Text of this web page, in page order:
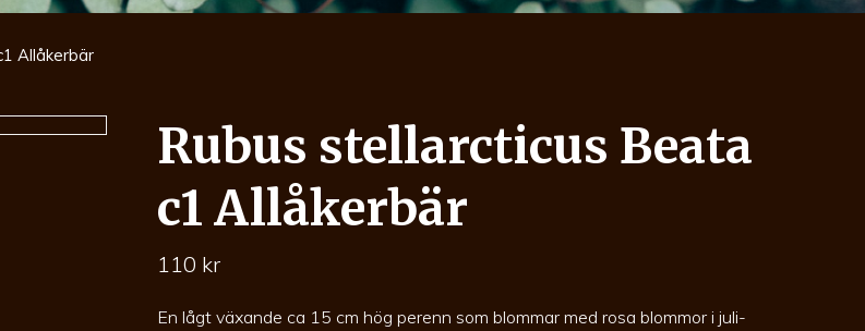
Allåkerbär
Rubus stellarcticus Beata
c1 Allåkerbär
110 kr
En lågt växande ca 15 cm hög perenn som blommar med rosa blommor i juli-